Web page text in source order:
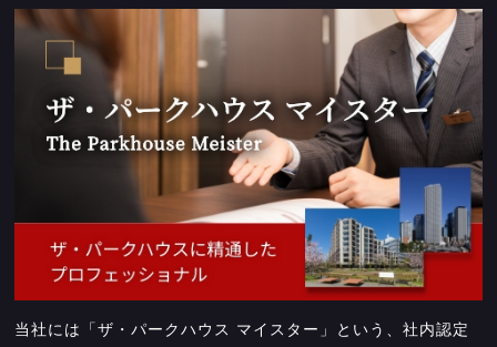
当社には「ザ・パークハウス マイスター」という、社内認定